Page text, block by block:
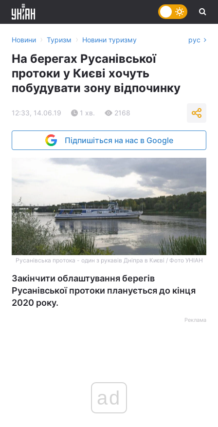
Новини › Туризм › Новини туризму рус
На берегах Русанівської
протоки у Києві хочуть
побудувати зону відпочинку
12:33, 14.06.19 1 хв. 2168
Підпишіться на нас в Google
Русанівська протока - один з рукавів Дніпра в Києві / Фото УНІАН
Закінчити облаштування берегів
Русанівської протоки планується до кінця
2020 року.
Реклама
ad